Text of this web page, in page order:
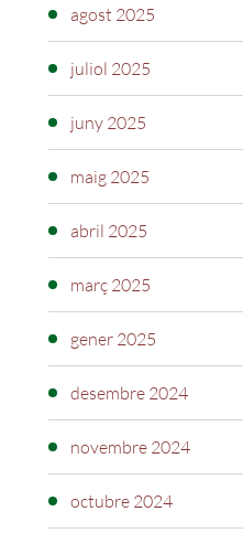
agost 2025
juliol 2025
juny 2025
maig 2025
abril 2025
març 2025
gener 2025
desembre 2024
novembre 2024
octubre 2024